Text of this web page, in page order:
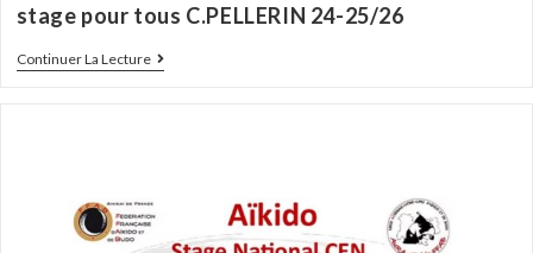
stage pour tous C.PELLERIN 24-25/26
Continuer La Lecture